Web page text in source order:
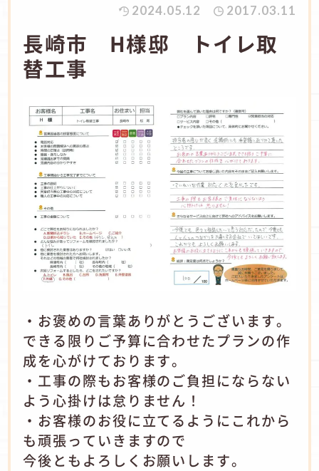
2024.05.12 2017.03.11
長崎市 H様邸 トイレ取
替工事
・お褒めの言葉ありがとうございます。
できる限りご予算に合わせたプランの作
成を心がけております。
・工事の際もお客様のご負担にならない
よう心掛けは怠りません！
・お客様のお役に立てるようにこれから
も頑張っていきますので
今後ともよろしくお願いします。